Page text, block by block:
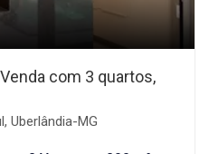
com 3 quartos,
Uberlândia-MG